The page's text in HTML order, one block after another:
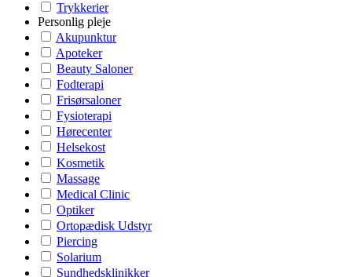
Trykkerier
Personlig pleje
Akupunktur
Apoteker
Beauty Saloner
Fodterapi
Frisørsaloner
Fysioterapi
Hørecenter
Helsekost
Kosmetik
Massage
Medical Clinic
Optiker
Ortopædisk Udstyr
Piercing
Solarium
Sundhedsklinikker